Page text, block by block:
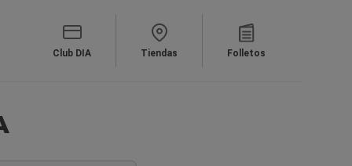
Club DIA Tiendas Folletos